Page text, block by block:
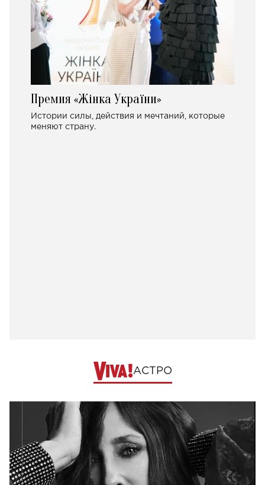
Премия «Жінка України»
Истории силы, действия и мечтаний, которые
меняют страну.
АСТРО